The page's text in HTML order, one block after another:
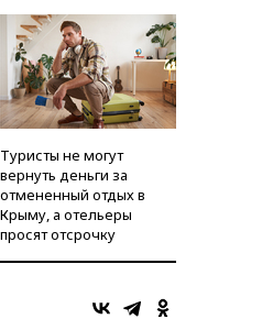
Туристы не могут
вернуть деньги за
отмененный отдых в
Крыму, а отельеры
просят отсрочку